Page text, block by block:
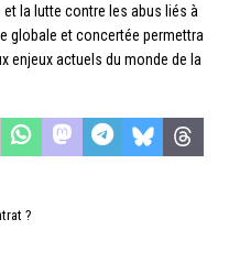
la lutte contre les abus liés à
globale et concertée permettra
enjeux actuels du monde de la
?